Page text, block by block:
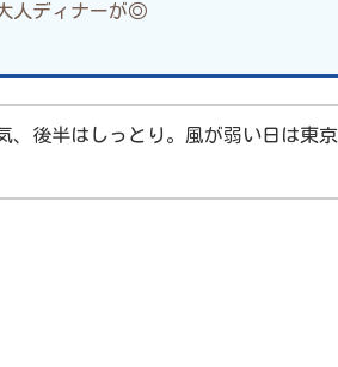
人ディナーが◎
、後半はしっとり。風が弱い日は東京